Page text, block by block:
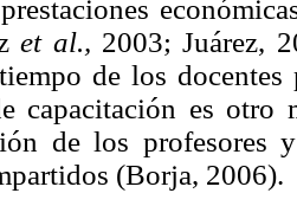
et al., 2003; Juárez,
de los docentes
capacitación es
de los profesores
(Borja, 2006).